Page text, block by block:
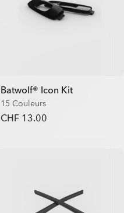
Batwolf® Icon Kit
15 Couleurs
CHF 13.00